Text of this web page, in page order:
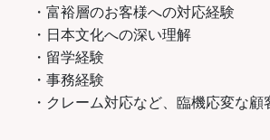
・富裕層のお客様への対応経験
・日本文化への深い理解
・留学経験
・事務経験
・クレーム対応など、臨機応変な顧